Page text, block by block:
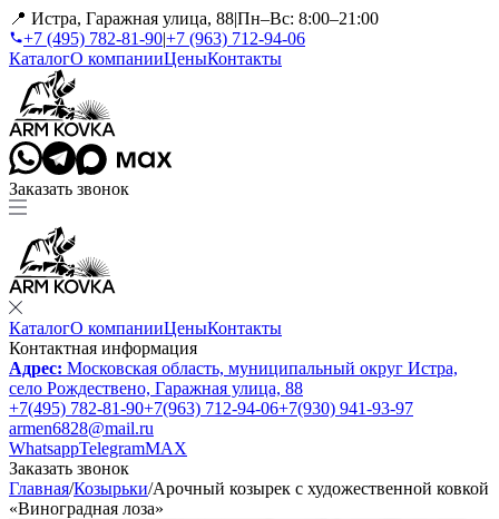
📍 Истра, Гаражная улица, 88|Пн–Вс: 8:00–21:00
+7 (495) 782-81-90|+7 (963) 712-94-06
КаталогО компанииЦеныКонтакты
Заказать звонок
КаталогО компанииЦеныКонтакты
Контактная информация
Адрес: Московская область, муниципальный округ Истра,
село Рождествено, Гаражная улица, 88
+7(495) 782-81-90+7(963) 712-94-06+7(930) 941-93-97
armen6828@mail.ru
WhatsappTelegramMAX
Заказать звонок
Главная/Козырьки/Арочный козырек с художественной ковкой
«Виноградная лоза»